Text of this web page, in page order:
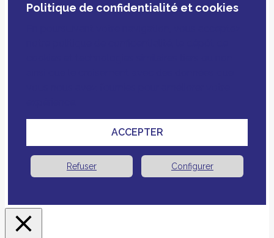
Politique de confidentialité et cookies
ACCEPTER
Refuser Configurer